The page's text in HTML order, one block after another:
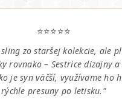
⭐⭐⭐⭐⭐
zo staršej kolekcie, ale
rovnako – Sestrice dizajny
je syn väčší, využívame ho
rýchle presuny po letisku."